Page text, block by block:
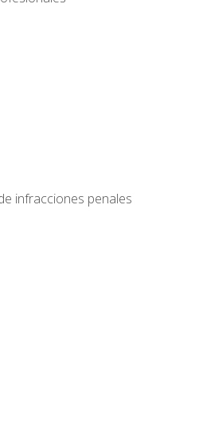
infracciones penales